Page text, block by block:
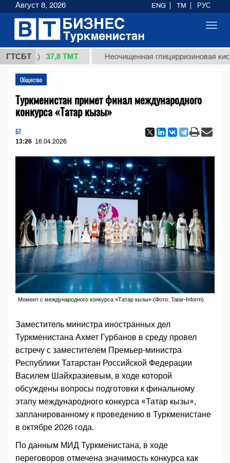
ГТСБТ37,8 ТМТ Неочищенная глицирризиновая кислота
Общество
Туркменистан примет финал международного
конкурса «Татар кызы»
БТ
13:26 16.04.2026
Момент с международного конкурса «Татар кызы» (Фото: Tatar-Inform)
Заместитель министра иностранных дел
Туркменистана Ахмет Гурбанов в среду провел
встречу с заместителем Премьер-министра
Республики Татарстан Российской Федерации
Василем Шайхразиевым, в ходе которой
обсуждены вопросы подготовки к финальному
этапу международного конкурса «Татар кызы»,
запланированному к проведению в Туркменистане
в октябре 2026 года.
По данным МИД Туркменистана, в ходе
переговоров отмечена значимость конкурса как
Август 8, 2026 ENG TM РУС